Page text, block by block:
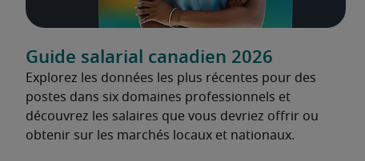
Guide salarial canadien 2026
Explorez les données les plus récentes pour des
postes dans six domaines professionnels et
découvrez les salaires que vous devriez offrir ou
obtenir sur les marchés locaux et nationaux.